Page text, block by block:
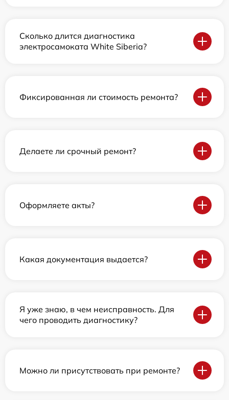
Сколько длится диагностика
электросамоката White Siberia?
Фиксированная ли стоимость ремонта?
Делаете ли срочный ремонт?
Оформляете акты?
Какая документация выдается?
Я уже знаю, в чем неисправность. Для
чего проводить диагностику?
Можно ли присутствовать при ремонте?